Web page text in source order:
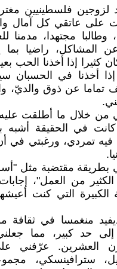
لزوجين فلسطينيين
على عاتقي كل آمال
وطالبا مجتهدا، مدمنا
المشاكل، راضيا
كثيرا إذا أخذنا الحب
أخذنا في الحسبان
تماما عن ذوق والديّ،
من خلال ما أطلقت
في الحقيقة أشبه
تمردي، ورغبتي في أن
بطريقة مقتضبة مثل
من العمل"،
الكبيرة التي كنت
منغمسا في ثقافة
حد كبير، مما
العشرين. عرّفني
سترافينسكي،